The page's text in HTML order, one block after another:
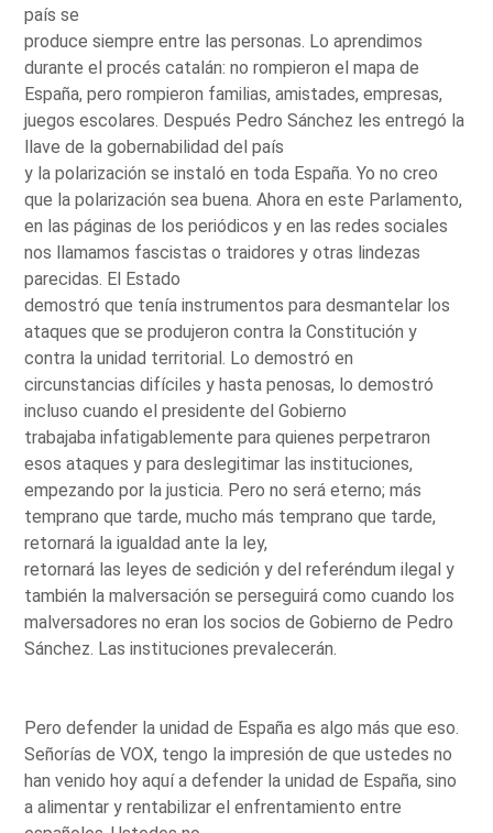
país se
produce siempre entre las personas. Lo aprendimos
durante el procés catalán: no rompieron el mapa de
España, pero rompieron familias, amistades, empresas,
juegos escolares. Después Pedro Sánchez les entregó la
llave de la gobernabilidad del país
y la polarización se instaló en toda España. Yo no creo
que la polarización sea buena. Ahora en este Parlamento,
en las páginas de los periódicos y en las redes sociales
nos llamamos fascistas o traidores y otras lindezas
parecidas. El Estado
demostró que tenía instrumentos para desmantelar los
ataques que se produjeron contra la Constitución y
contra la unidad territorial. Lo demostró en
circunstancias difíciles y hasta penosas, lo demostró
incluso cuando el presidente del Gobierno
trabajaba infatigablemente para quienes perpetraron
esos ataques y para deslegitimar las instituciones,
empezando por la justicia. Pero no será eterno; más
temprano que tarde, mucho más temprano que tarde,
retornará la igualdad ante la ley,
retornará las leyes de sedición y del referéndum ilegal y
también la malversación se perseguirá como cuando los
malversadores no eran los socios de Gobierno de Pedro
Sánchez. Las instituciones prevalecerán.
Pero defender la unidad de España es algo más que eso.
Señorías de VOX, tengo la impresión de que ustedes no
han venido hoy aquí a defender la unidad de España, sino
a alimentar y rentabilizar el enfrentamiento entre